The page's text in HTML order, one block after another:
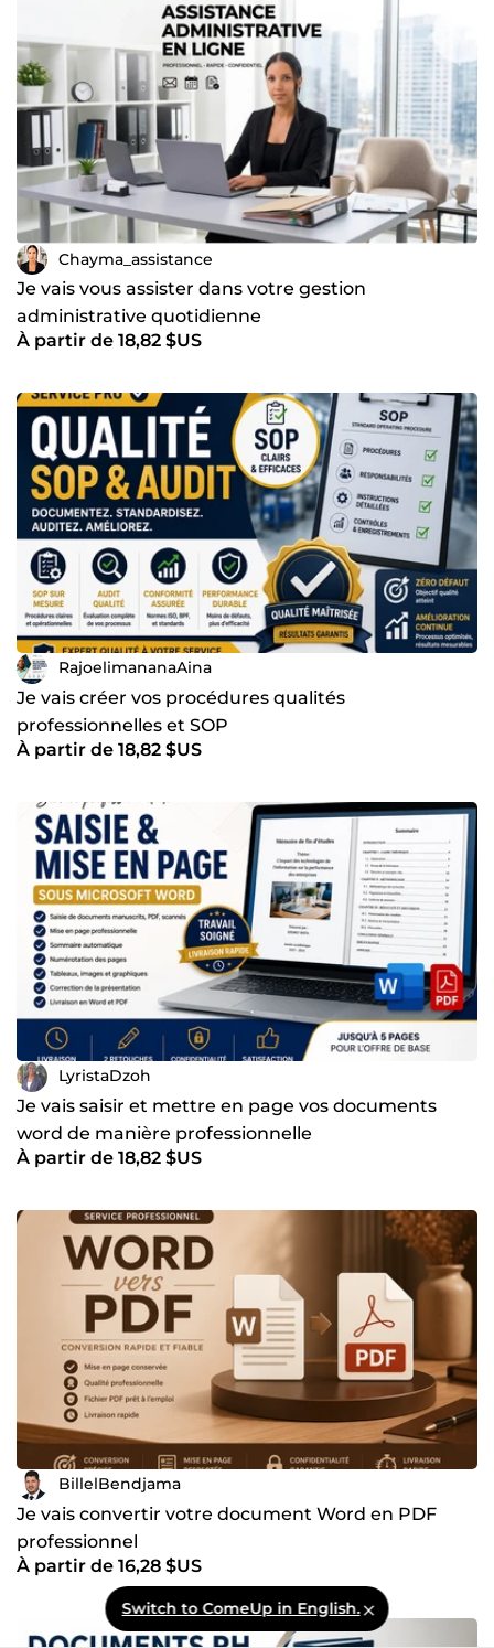
Chayma_assistance
Je vais vous assister dans votre gestion
administrative quotidienne
À partir de 18,82 $US
RajoelimananaAina
Je vais créer vos procédures qualités
professionnelles et SOP
À partir de 18,82 $US
LyristaDzoh
Je vais saisir et mettre en page vos documents
word de manière professionnelle
À partir de 18,82 $US
BillelBendjama
Je vais convertir votre document Word en PDF
professionnel
À partir de 16,28 $US
Switch to ComeUp in English.